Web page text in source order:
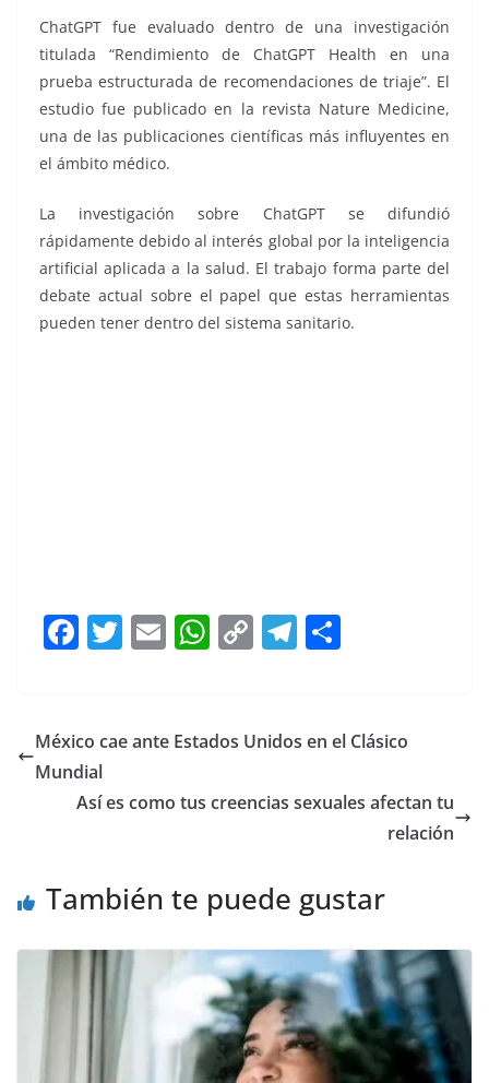
ChatGPT fue evaluado dentro de una investigación
titulada “Rendimiento de ChatGPT Health en una
prueba estructurada de recomendaciones de triaje”. El
estudio fue publicado en la revista Nature Medicine,
una de las publicaciones científicas más influyentes en
el ámbito médico.
La investigación sobre ChatGPT se difundió
rápidamente debido al interés global por la inteligencia
artificial aplicada a la salud. El trabajo forma parte del
debate actual sobre el papel que estas herramientas
pueden tener dentro del sistema sanitario.
F
a
e
b
o
T
w
er
E
m
l
W
h
s
p
C
o
y
n
T
el
gr
m
e
México cae ante Estados Unidos en el Clásico
Mundial
Así es como tus creencias sexuales afectan tu
relación
También te puede gustar